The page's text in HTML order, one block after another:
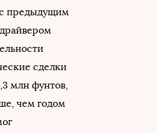
предыдущим
сделки
млн фунтов,
чем годом